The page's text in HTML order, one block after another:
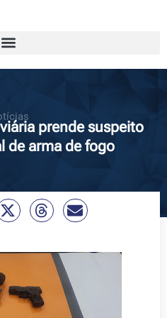
prende suspeito
de arma de fogo